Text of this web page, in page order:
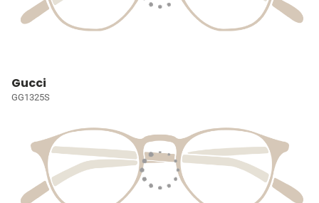
Gucci
GG1325S